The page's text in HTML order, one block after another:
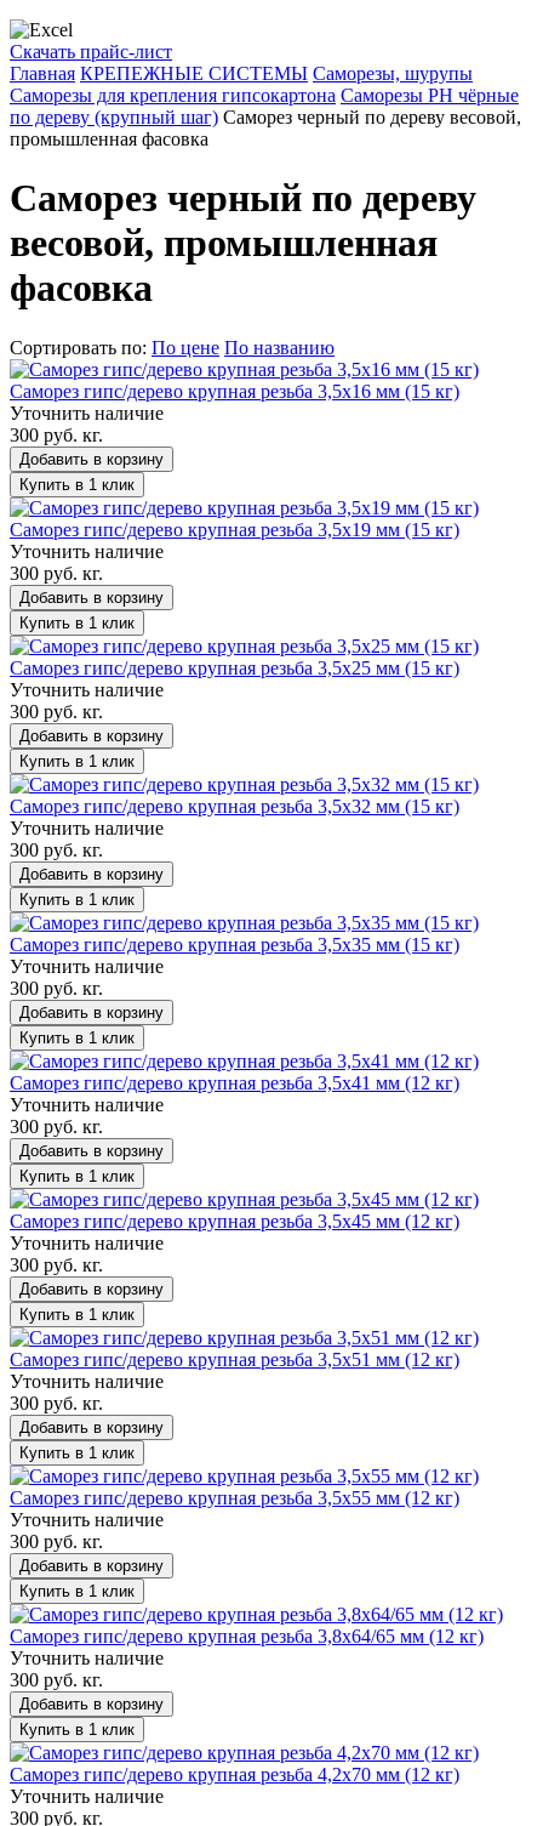
Скачать прайс-лист
Главная КРЕПЕЖНЫЕ СИСТЕМЫ Саморезы, шурупы
Саморезы для крепления гипсокартона Саморезы PH чёрные
по дереву (крупный шаг) Саморез черный по дереву весовой,
промышленная фасовка
Саморез черный по дереву
весовой, промышленная
фасовка
Сортировать по: По цене По названию
Саморез гипс/дерево крупная резьба 3,5х16 мм (15 кг)
Уточнить наличие
300 руб. кг.
Добавить в корзину
Купить в 1 клик
Саморез гипс/дерево крупная резьба 3,5х19 мм (15 кг)
Уточнить наличие
300 руб. кг.
Добавить в корзину
Купить в 1 клик
Саморез гипс/дерево крупная резьба 3,5х25 мм (15 кг)
Уточнить наличие
300 руб. кг.
Добавить в корзину
Купить в 1 клик
Саморез гипс/дерево крупная резьба 3,5х32 мм (15 кг)
Уточнить наличие
300 руб. кг.
Добавить в корзину
Купить в 1 клик
Саморез гипс/дерево крупная резьба 3,5х35 мм (15 кг)
Уточнить наличие
300 руб. кг.
Добавить в корзину
Купить в 1 клик
Саморез гипс/дерево крупная резьба 3,5х41 мм (12 кг)
Уточнить наличие
300 руб. кг.
Добавить в корзину
Купить в 1 клик
Саморез гипс/дерево крупная резьба 3,5х45 мм (12 кг)
Уточнить наличие
300 руб. кг.
Добавить в корзину
Купить в 1 клик
Саморез гипс/дерево крупная резьба 3,5х51 мм (12 кг)
Уточнить наличие
300 руб. кг.
Добавить в корзину
Купить в 1 клик
Саморез гипс/дерево крупная резьба 3,5х55 мм (12 кг)
Уточнить наличие
300 руб. кг.
Добавить в корзину
Купить в 1 клик
Саморез гипс/дерево крупная резьба 3,8х64/65 мм (12 кг)
Уточнить наличие
300 руб. кг.
Добавить в корзину
Купить в 1 клик
Саморез гипс/дерево крупная резьба 4,2х70 мм (12 кг)
Уточнить наличие
300 руб. кг.